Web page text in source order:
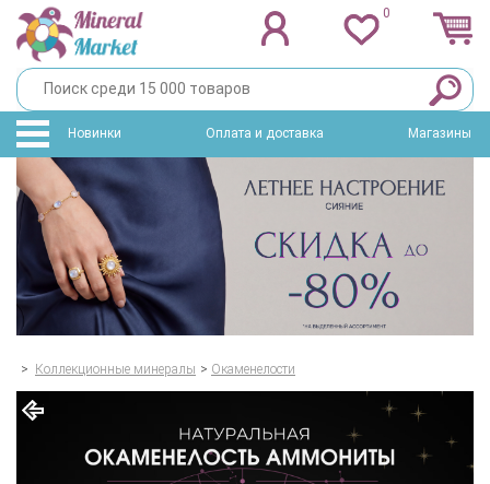
0
Новинки Оплата и доставка Магазины
> Коллекционные минералы > Окаменелости